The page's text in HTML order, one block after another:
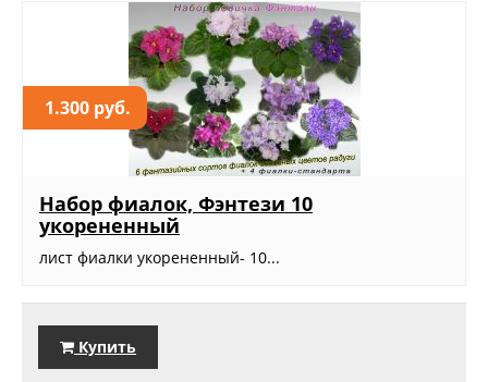
1.300 руб.
Набор фиалок, Фэнтези 10
укорененный
лист фиалки укорененный- 10...
Купить